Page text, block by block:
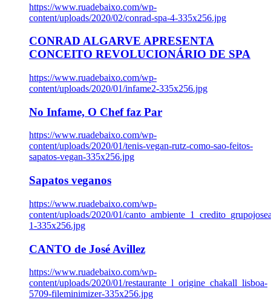
https://www.ruadebaixo.com/wp-
content/uploads/2020/02/conrad-spa-4-335x256.jpg
CONRAD ALGARVE APRESENTA
CONCEITO REVOLUCIONÁRIO DE SPA
https://www.ruadebaixo.com/wp-
content/uploads/2020/01/infame2-335x256.jpg
No Infame, O Chef faz Par
https://www.ruadebaixo.com/wp-
content/uploads/2020/01/tenis-vegan-rutz-como-sao-feitos-
sapatos-vegan-335x256.jpg
Sapatos veganos
https://www.ruadebaixo.com/wp-
content/uploads/2020/01/
1-335x256.jpg
CANTO de José Avillez
https://www.ruadebaixo.com/wp-
content/uploads/2020/01/restaurante_l_origine_chakall_lisboa-
5709-fileminimizer-335x256.jpg